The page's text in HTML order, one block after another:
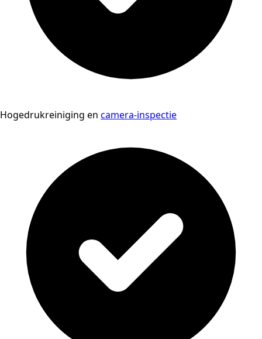
Hogedrukreiniging en camera-inspectie